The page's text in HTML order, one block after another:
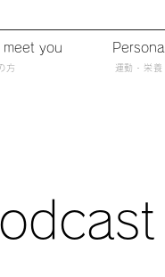
meet you Personal
方 ​運動・栄養